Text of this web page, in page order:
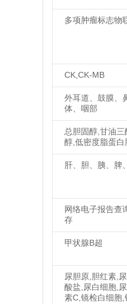
多项肿瘤标志物
CK,CK-MB
外耳道、鼓膜、
体、咽部
总胆固醇,甘油
醇,低密度脂蛋白
肝、胆、胰、脾
网络电子报告查
存
甲状腺B超
尿胆原,胆红素,
酸盐,尿白细胞,
素C,镜检白细胞,